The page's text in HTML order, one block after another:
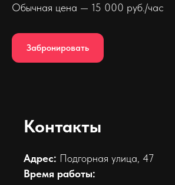
Обычная цена — 15 000 руб./час
Забронировать
Контакты
Адрес: Подгорная улица, 47
Время работы: